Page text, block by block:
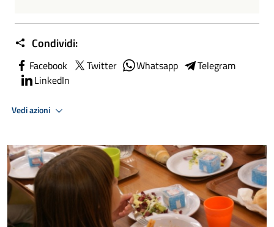
Condividi:
Facebook Twitter Whatsapp
Telegram
LinkedIn
Vedi azioni